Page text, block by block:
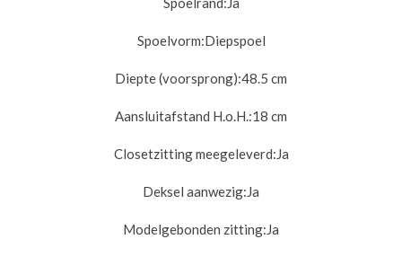
Spoelvorm:Diepspoel
Diepte (voorsprong):48.5 cm
Aansluitafstand H.o.H.:18 cm
Closetzitting meegeleverd:Ja
Deksel aanwezig:Ja
Modelgebonden zitting:Ja